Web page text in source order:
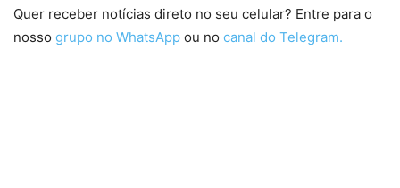
Quer receber notícias direto no seu celular? Entre para o
nosso grupo no WhatsApp ou no canal do Telegram.